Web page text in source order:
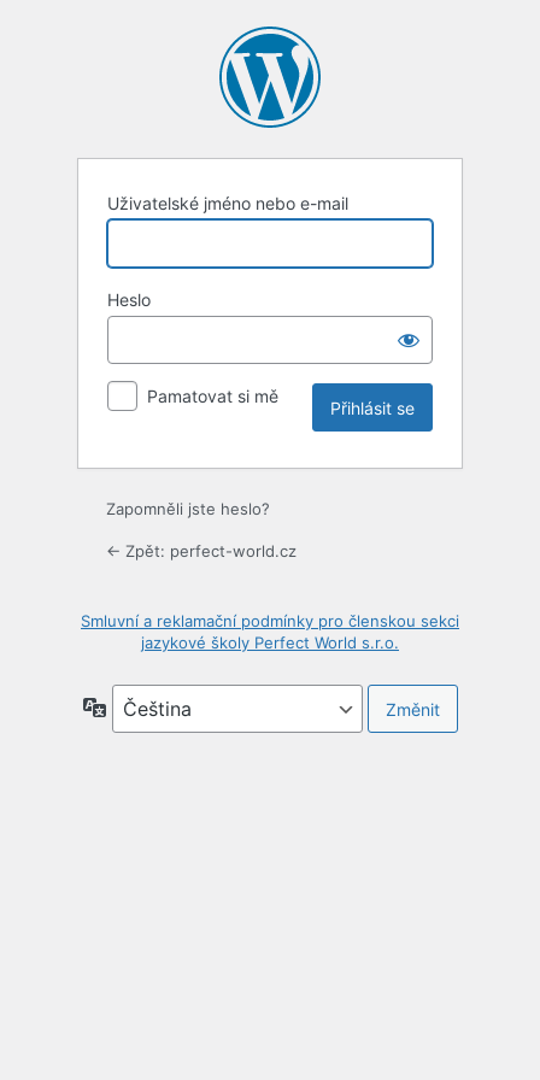
Uživatelské jméno nebo e-mail
Heslo
Pamatovat si mě
Zapomněli jste heslo?
← Zpět: perfect-world.cz
Smluvní a reklamační podmínky pro členskou sekci
jazykové školy Perfect World s.r.o.
Jazyky